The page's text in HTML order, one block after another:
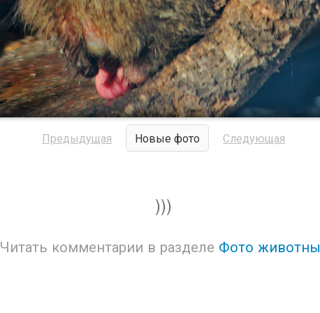
Предыдущая Новые фото Следующая
)))
Читать комментарии в разделе Фото